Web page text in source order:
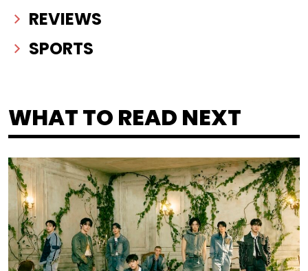
REVIEWS
SPORTS
WHAT TO READ NEXT